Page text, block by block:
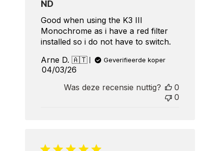
ND
Good when using the K3 III
Monochrome as i have a red filter
installed so i do not have to switch.
Arne D. 🇦🇹
Geverifieerde koper
Published
04/03/26
Was deze recensie nuttig?
0
0